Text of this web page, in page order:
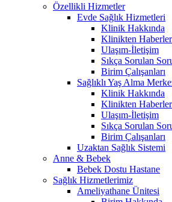
Özellikli Hizmetler
Evde Sağlık Hizmetleri
Klinik Hakkında
Klinikten Haberler
Ulaşım-İletişim
Sıkça Sorulan
Birim Çalışanları
Sağlıklı Yaş Alma
Klinik Hakkında
Klinikten Haberler
Ulaşım-İletişim
Sıkça Sorulan
Birim Çalışanları
Uzaktan Sağlık Sistemi
Anne & Bebek
Bebek Dostu Hastane
Sağlık Hizmetlerimiz
Ameliyathane Ünitesi